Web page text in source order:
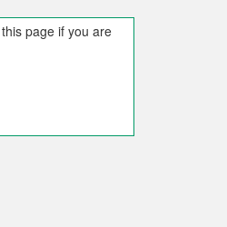
page if you are